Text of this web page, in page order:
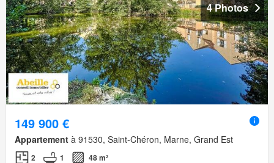
4 Photos
149 900 €
Appartement à 91530, Saint-Chéron, Marne, Grand Est
2 1 48 m²